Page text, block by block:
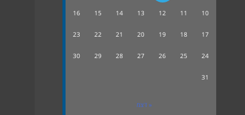
10
11
12
13
14
15
16
17
18
19
20
21
22
23
24
25
26
27
28
29
30
31
« דצמ